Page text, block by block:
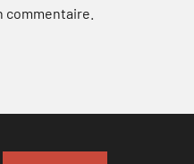
commentaire.